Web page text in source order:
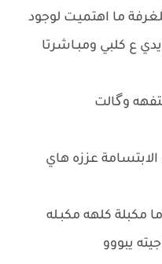
ما اهتميـت لوجود
ع كلبي ومبـاشرتا
وگالت
عززه هاي
مكبلة كلهه مكبـله
يبووو